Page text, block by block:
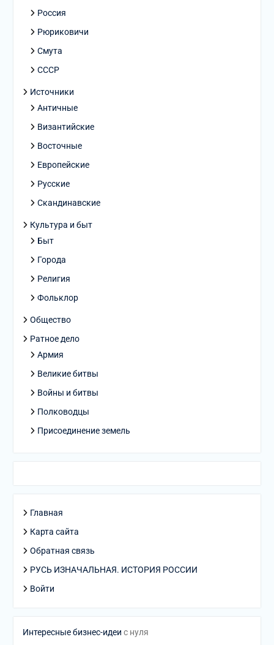
Россия
Рюриковичи
Смута
СССР
Источники
Античные
Византийские
Восточные
Европейские
Русские
Скандинавские
Культура и быт
Быт
Города
Религия
Фольклор
Общество
Ратное дело
Армия
Великие битвы
Войны и битвы
Полководцы
Присоединение земель
Главная
Карта сайта
Обратная связь
РУСЬ ИЗНАЧАЛЬНАЯ. ИСТОРИЯ РОССИИ
Войти
Интересные бизнес-идеи с нуля